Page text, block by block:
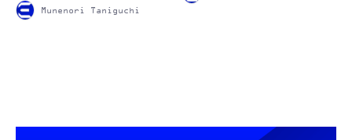
Munenori Taniguchi